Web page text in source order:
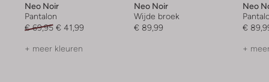
Neo Noir
Pantalon
€ 69,95 € 41,99
+ meer kleuren
Neo Noir
Wijde broek
€ 89,99
Neo
€
+